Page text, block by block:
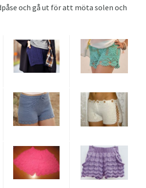
och gå ut för att möta solen och